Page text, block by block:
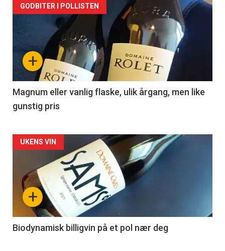
Forsiden
akkurat
nå
3
+
GODBITER I POLLISTEN
Magnum eller vanlig flaske, ulik årgang, men like
gunstig pris
Forsiden
akkurat
nå
4
+
UKENS VIN
Biodynamisk billigvin på et pol nær deg